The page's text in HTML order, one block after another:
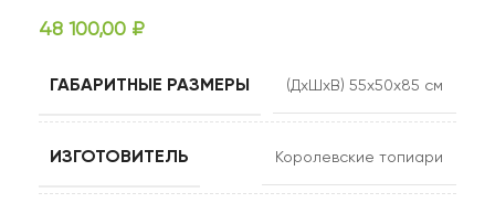
48 100,00 ₽
ГАБАРИТНЫЕ РАЗМЕРЫ (ДхШхВ) 55х50х85 см
ИЗГОТОВИТЕЛЬ Королевские топиари